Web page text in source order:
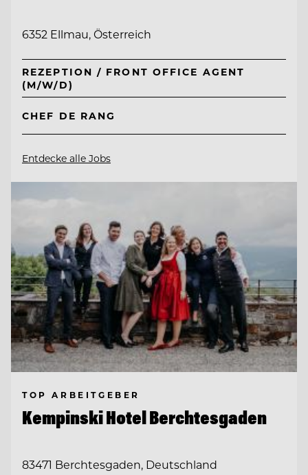
6352 Ellmau, Österreich
REZEPTION / FRONT OFFICE AGENT
(M/W/D)
CHEF DE RANG
Entdecke alle Jobs
TOP ARBEITGEBER
Kempinski Hotel Berchtesgaden
83471 Berchtesgaden, Deutschland